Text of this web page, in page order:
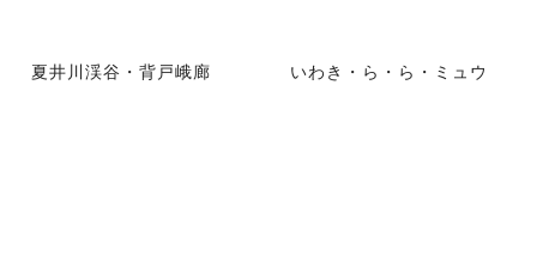
夏井川渓谷・背戸峨廊 いわき・ら・ら・ミュウ